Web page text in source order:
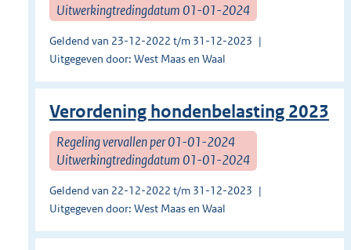
Uitwerkingtredingdatum 01-01-2024
Geldend van 23-12-2022 t/m 31-12-2023
Uitgegeven door: West Maas en Waal
Verordening hondenbelasting 2023
Regeling vervallen per 01-01-2024
Uitwerkingtredingdatum 01-01-2024
Geldend van 22-12-2022 t/m 31-12-2023
Uitgegeven door: West Maas en Waal